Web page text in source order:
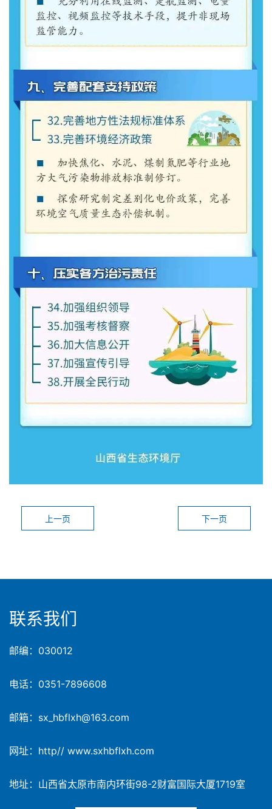
上一页 下一页
联系我们
邮编：030012
电话：0351-7896608
邮箱：sx_hbflxh@163.com
网址：http// www.sxhbflxh.com
地址：山西省太原市南内环街98-2财富国际大厦1719室